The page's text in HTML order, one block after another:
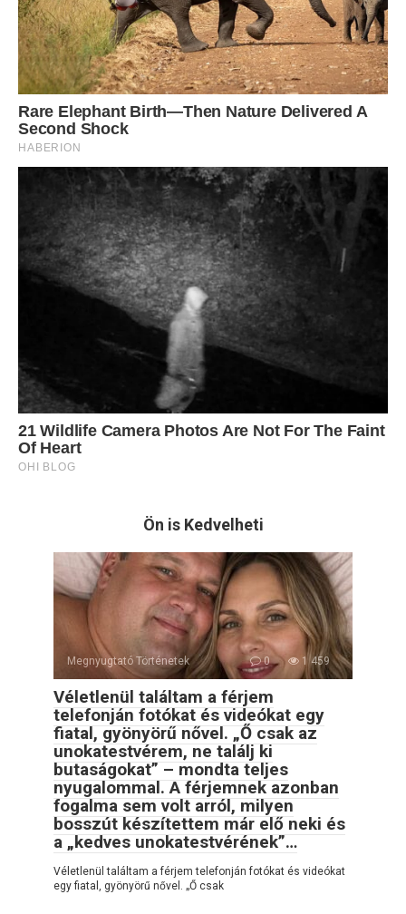
Ön is Kedvelheti
Megnyugtató Történetek 0 1 459
Véletlenül találtam a férjem
telefonján fotókat és videókat egy
fiatal, gyönyörű nővel. „Ő csak az
unokatestvérem, ne találj ki
butaságokat” – mondta teljes
nyugalommal. A férjemnek azonban
fogalma sem volt arról, milyen
bosszút készítettem már elő neki és
a „kedves unokatestvérének”…
Véletlenül találtam a férjem telefonján fotókat és videókat
egy fiatal, gyönyörű nővel. „Ő csak